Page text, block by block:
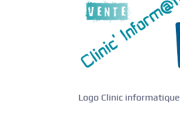
Logo Clinic informatique